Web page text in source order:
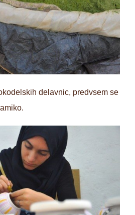
delavnic, predvsem se